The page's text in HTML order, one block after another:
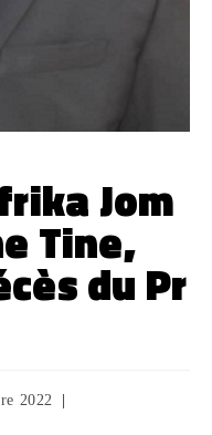
Jom
Tine,
du Pr
2022